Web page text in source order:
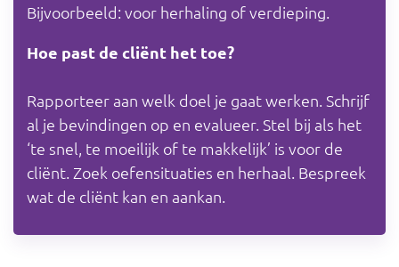
Bijvoorbeeld: voor herhaling of verdieping.
Hoe past de cliënt het toe?
Rapporteer aan welk doel je gaat werken. Schrijf
al je bevindingen op en evalueer. Stel bij als het
‘te snel, te moeilijk of te makkelijk’ is voor de
cliënt. Zoek oefensituaties en herhaal. Bespreek
wat de cliënt kan en aankan.